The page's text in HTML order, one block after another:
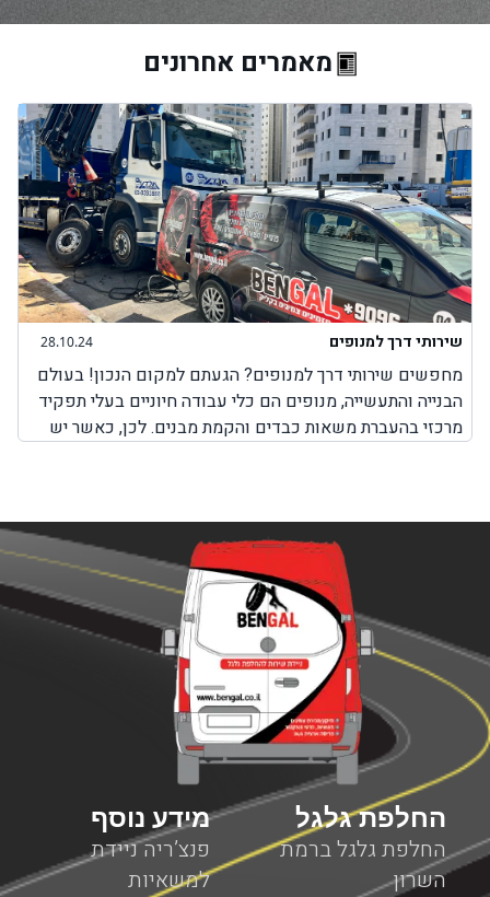
מאמרים אחרונים
28.10.24 שירותי דרך למנופים
מחפשים שירותי דרך למנופים? הגעתם למקום הנכון! בעולם
הבנייה והתעשייה, מנופים הם כלי עבודה חיוניים בעלי תפקיד
מרכזי בהעברת משאות כבדים והקמת מבנים. לכן, כאשר יש
במנופים עלולות להתרחש בכל זמן, בשעות שבהן ניתן להגיע
למקום שבו אפשר לקבל שירותי תיקון למנופים או באמצע
הדרך בשעות שבהן אין שירותי דרך למנופים. לכן, חשוב
לדעת שחברת BenGal מציעה שירותי דרך למנופים בכל מקום
שבו אתם תקועים עם המנוף. לא משנה אם מדובר על צפון
הארץ, מרכזה, דרום או ירושלים, יצירת קשר עם חברת בן גל
יאפשר לכם לקבל את השירות המבוקש לכם כמה שיותר מהר,
עד המקום שבו אתם נמצאים עם המנוף כאשר כל השירותים
מוצעים על ידי צוות מקצועי ומנוסה המומחה בשירותי דרך
המותאמים למנופים.
מידע נוסף
פנצ’ריה ניידת
למשאיות
החלפת גלגל
החלפת גלגל ברמת
השרון